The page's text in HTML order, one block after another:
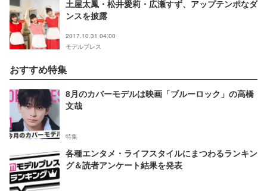
土屋太鳳・松井愛莉・広瀬すず、アップテンポなダ
ンスを披露
2017.10.31 04:00
モデルプレス
おすすめ特集
8月のカバーモデルは映画「ブルーロック」の高橋
文哉
特集
各種エンタメ・ライフスタイルにまつわるランキン
グ＆読者アンケート結果を発表